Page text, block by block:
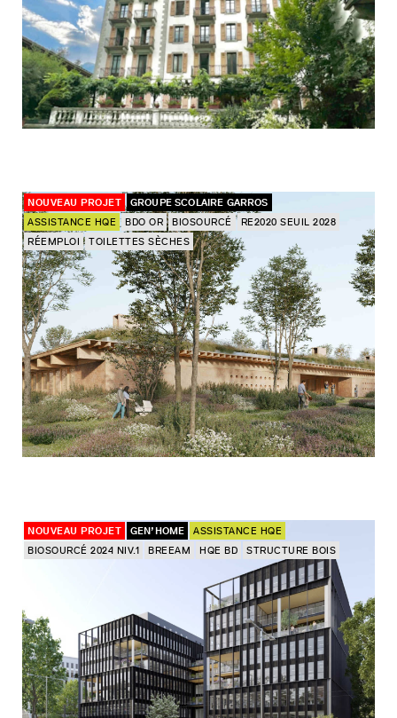
NOUVEAU PROJET
GROUPE SCOLAIRE GARROS
ASSISTANCE HQE
BDO OR BIOSOURCÉ
RE2020 SEUIL 2028
RÉEMPLOI
TOILETTES SÈCHES
NOUVEAU PROJET GEN’HOME
ASSISTANCE HQE
BIOSOURCÉ 2024 NIV.1
BREEAM HQE BD STRUCTURE BOIS